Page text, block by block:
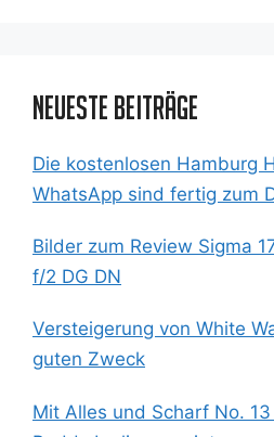
Neueste Beiträge
Die kostenlosen Hamburg
WhatsApp sind fertig zum
Bilder zum Review Sigma
f/2 DG DN
Versteigerung von White
guten Zweck
Mit Alles und Scharf No.